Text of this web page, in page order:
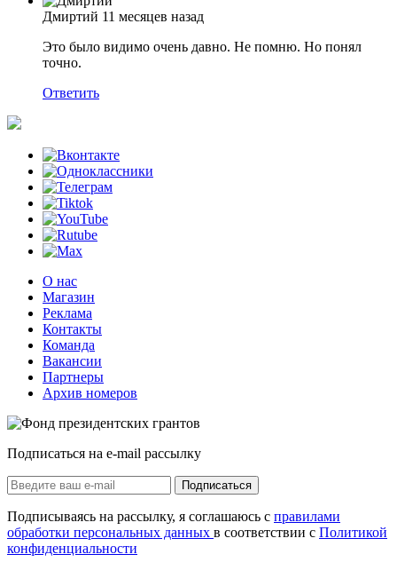
Дмиртий 11 месяцев назад
Это было видимо очень давно. Не помню. Но понял
точно.
Ответить
О нас
Магазин
Реклама
Контакты
Команда
Вакансии
Партнеры
Архив номеров
Подписаться на e-mail рассылку
Подписаться
Подписываясь на рассылку, я соглашаюсь с правилами
обработки персональных данных в соответствии с Политикой
конфиденциальности